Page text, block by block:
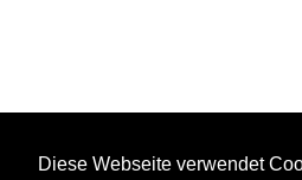
Diese Webseite verwendet